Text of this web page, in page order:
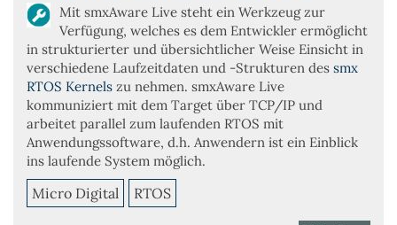
Mit smxAware Live steht ein Werkzeug zur
Verfügung, welches es dem Entwickler ermöglicht
in strukturierter und übersichtlicher Weise Einsicht in
verschiedene Laufzeitdaten und -Strukturen des smx
RTOS Kernels zu nehmen. smxAware Live
kommuniziert mit dem Target über TCP/IP und
arbeitet parallel zum laufenden RTOS mit
Anwendungssoftware, d.h. Anwendern ist ein Einblick
ins laufende System möglich.
Micro Digital RTOS